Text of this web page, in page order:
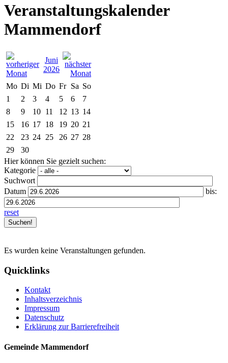
Veranstaltungskalender
Mammendorf
Juni
2026
Mo Di Mi Do Fr Sa So
1
2 3 4 5 6
7
8
9 10 11 12 13 14
15
16 17 18 19 20 21
22
23 24 25 26 27 28
29
30
Hier können Sie gezielt suchen:
Kategorie
Suchwort
Datum
bis:
reset
Es wurden keine Veranstaltungen gefunden.
Quicklinks
Kontakt
Inhaltsverzeichnis
Impressum
Datenschutz
Erklärung zur Barrierefreiheit
Gemeinde Mammendorf